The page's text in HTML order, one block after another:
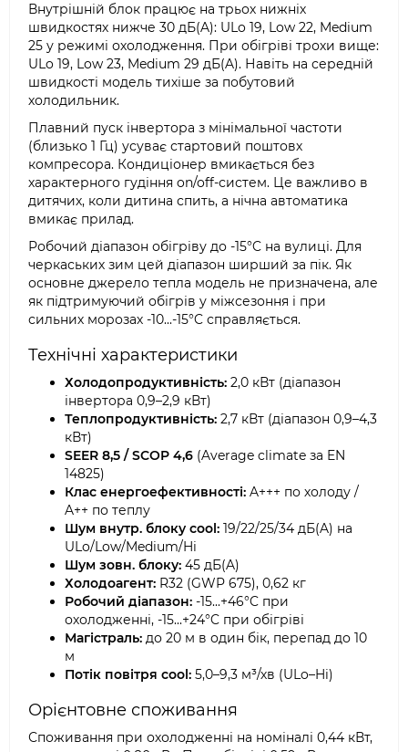
Внутрішній блок працює на трьох нижніх
швидкостях нижче 30 дБ(A): ULo 19, Low 22, Medium
25 у режимі охолодження. При обігріві трохи вище:
ULo 19, Low 23, Medium 29 дБ(A). Навіть на середній
швидкості модель тихіше за побутовий
холодильник.
Плавний пуск інвертора з мінімальної частоти
(близько 1 Гц) усуває стартовий поштовх
компресора. Кондиціонер вмикається без
характерного гудіння on/off-систем. Це важливо в
дитячих, коли дитина спить, а нічна автоматика
вмикає прилад.
Робочий діапазон обігріву до -15°C на вулиці. Для
черкаських зим цей діапазон ширший за пік. Як
основне джерело тепла модель не призначена, але
як підтримуючий обігрів у міжсезоння і при
сильних морозах -10...-15°C справляється.
Технічні характеристики
Холодопродуктивність: 2,0 кВт (діапазон
інвертора 0,9–2,9 кВт)
Теплопродуктивність: 2,7 кВт (діапазон 0,9–4,3
кВт)
SEER 8,5 / SCOP 4,6 (Average climate за EN
14825)
Клас енергоефективності: A+++ по холоду /
A++ по теплу
Шум внутр. блоку cool: 19/22/25/34 дБ(A) на
ULo/Low/Medium/Hi
Шум зовн. блоку: 45 дБ(A)
Холодоагент: R32 (GWP 675), 0,62 кг
Робочий діапазон: -15...+46°C при
охолодженні, -15...+24°C при обігріві
Магістраль: до 20 м в один бік, перепад до 10
м
Потік повітря cool: 5,0–9,3 м³/хв (ULo–Hi)
Орієнтовне споживання
Споживання при охолодженні на номіналі 0,44 кВт,